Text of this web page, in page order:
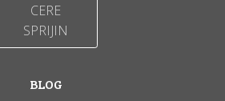
CERE
SPRIJIN
BLOG